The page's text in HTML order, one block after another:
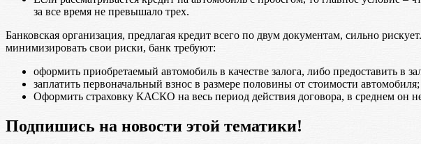
за все время не превышало трех.
Банковская организация, предлагая кредит всего по двум документам, сильно
минимизировать свои риски, банк требуют:
оформить приобретаемый автомобиль в качестве залога, либо предоставить в
заплатить первоначальный взнос в размере половины от стоимости автомобиля;
Оформить страховку КАСКО на весь период действия договора, в среднем он
Подпишись на новости этой тематики!